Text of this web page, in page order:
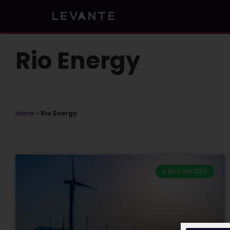
Rio Energy
Home » Rio Energy
E EU COM ISSO